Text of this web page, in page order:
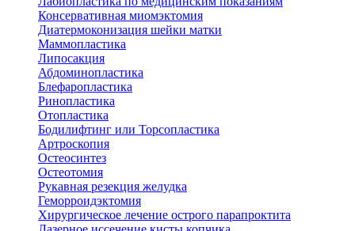
Консервативная миомэктомия
Диатермоконизация шейки матки
Маммопластика
Липосакция
Абдоминопластика
Блефаропластика
Ринопластика
Отопластика
Бодилифтинг или Торсопластика
Артроскопия
Остеосинтез
Остеотомия
Рукавная резекция желудка
Геморроидэктомия
Хирургическое лечение острого парапроктита